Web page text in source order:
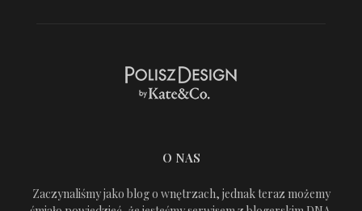
O NAS
Zaczynaliśmy jako blog o wnętrzach, jednak teraz możemy